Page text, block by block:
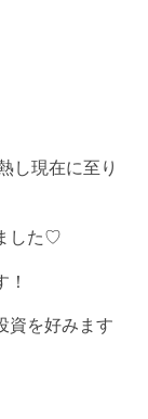
し現在に至り
した♡
資を好みます